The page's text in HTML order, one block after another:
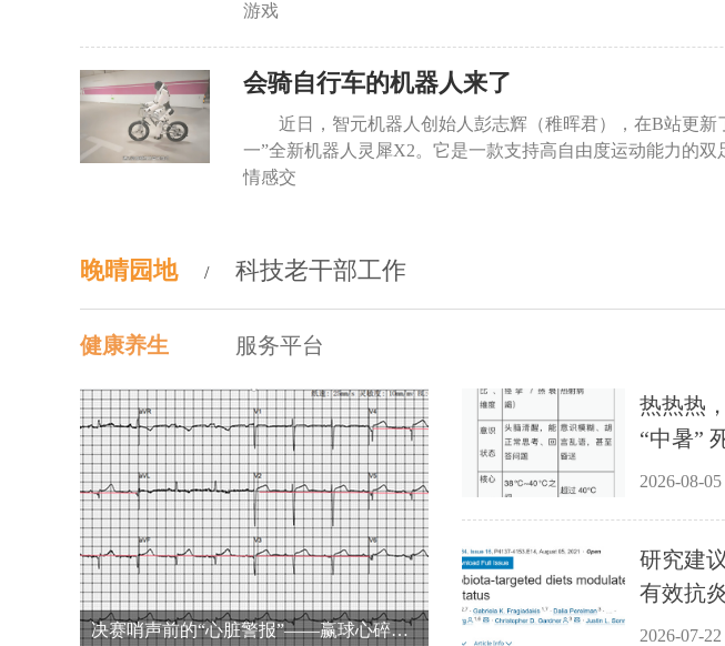
游戏
会骑自行车的机器人来了
近日，智元机器人创始人彭志辉（稚晖君），在B站更
一”全新机器人灵犀X2。它是一款支持高自由度运动能力的
情感交
晚晴园地 / 科技老干部工作
健康养生 服务平台
决赛哨声前的“心脏警报”——赢球心碎，输球心痛
热热热
“中暑”
南一文说
2026-08-05
研究建
有效抗炎
2026-07-22